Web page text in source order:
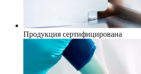
Продукция сертифицирована